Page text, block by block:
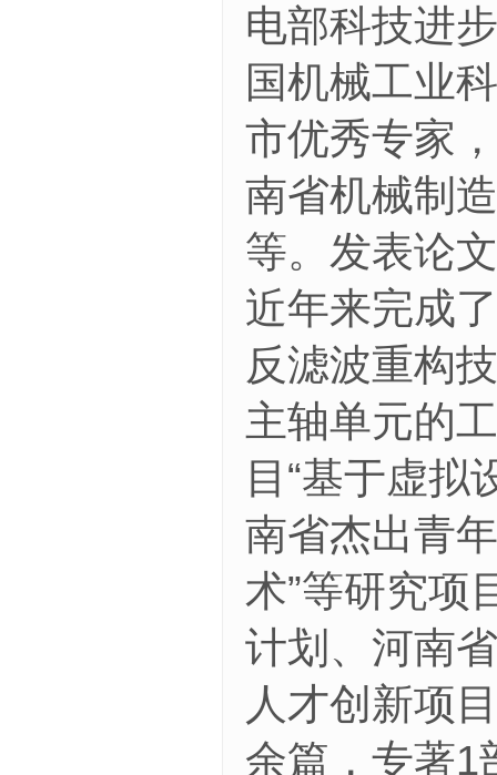
电部科技进
国机械工业
市优秀专家
南省机械制
等。发表论
近年来完成
反滤波重构
主轴单元的
目“基于虚拟
南省杰出青
术”等研究项
计划、河南
人才创新项
余篇，专著1